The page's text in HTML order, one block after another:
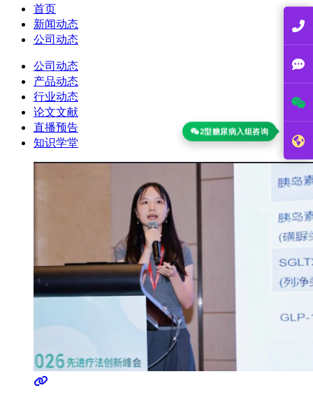
2型糖尿病入组咨询
首页
新闻动态
公司动态
公司动态
产品动态
行业动态
论文文献
直播预告
知识学堂